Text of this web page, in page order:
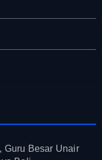
Guru Besar Unair